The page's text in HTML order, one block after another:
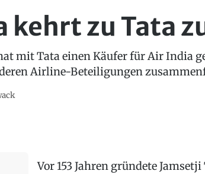
kehrt zu Tata
mit Tata einen Käufer für Air India
Airline-Beteiligungen
Vor 153 Jahren gründete